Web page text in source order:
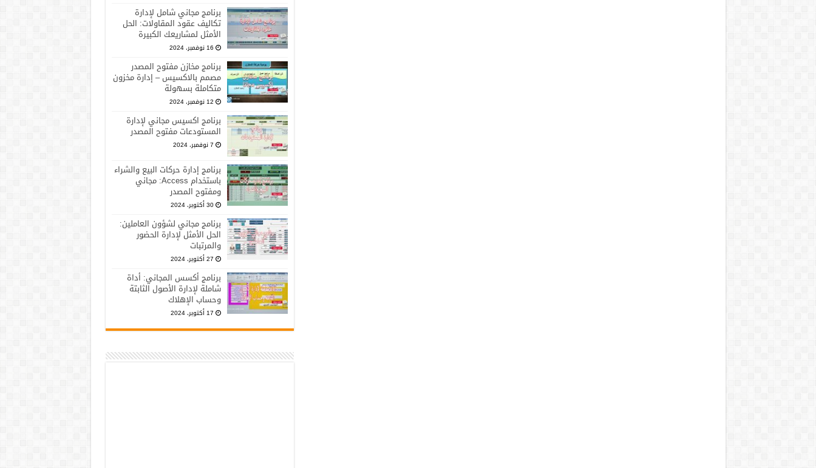
برنامج مجاني شامل لإدارة
تكاليف عقود المقاولات: الحل
الأمثل لمشاريعك الكبيرة
16 نوفمبر، 2024
برنامج مخازن مفتوح المصدر
مصمم بالاكسيس – إدارة مخزون
متكاملة بسهولة
12 نوفمبر، 2024
برنامج اكسيس مجاني لإدارة
المستودعات مفتوح المصدر
7 نوفمبر، 2024
برنامج إدارة حركات البيع والشراء
باستخدام Access: مجاني
ومفتوح المصدر
30 أكتوبر، 2024
برنامج مجاني لشؤون العاملين:
الحل الأمثل لإدارة الحضور
والمرتبات
27 أكتوبر، 2024
برنامج أكسس المجاني: أداة
شاملة لإدارة الأصول الثابتة
وحساب الإهلاك
17 أكتوبر، 2024